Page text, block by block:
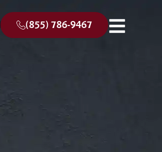
(855) 786-9467